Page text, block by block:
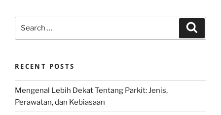
RECENT POSTS
Mengenal Lebih Dekat Tentang Parkit: Jenis,
Perawatan, dan Kebiasaan